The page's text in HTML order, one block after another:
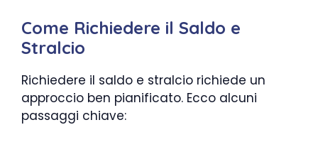
Come Richiedere il Saldo e
Stralcio
Richiedere il saldo e stralcio richiede un
approccio ben pianificato. Ecco alcuni
passaggi chiave: